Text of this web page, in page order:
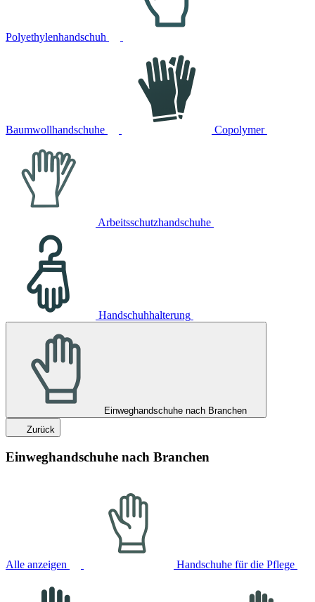
Polyethylenhandschuh
Baumwollhandschuhe Copolymer
Arbeitsschutzhandschuhe
Handschuhhalterung
Einweghandschuhe nach Branchen
Zurück
Einweghandschuhe nach Branchen
Alle anzeigen Handschuhe für die Pflege